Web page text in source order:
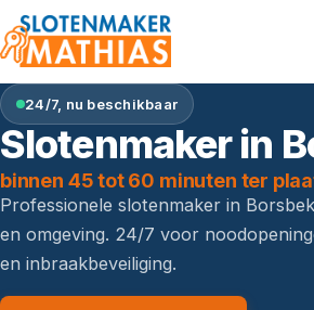
24/7, nu beschikbaar
Slotenmaker in
binnen 45 tot 60 minuten ter
Professionele slotenmaker in
en omgeving. 24/7 voor
en inbraakbeveiliging.